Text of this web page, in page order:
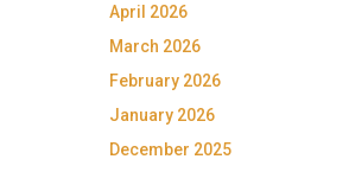
April 2026
March 2026
February 2026
January 2026
December 2025